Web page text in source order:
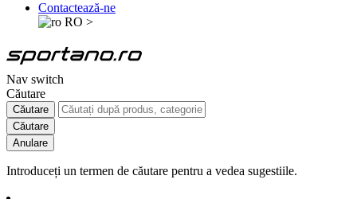
Contactează-ne
RO >
Nav switch
Căutare
Căutare
Căutare
Anulare
Introduceți un termen de căutare pentru a vedea sugestiile.